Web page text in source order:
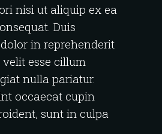
nisi ut aliquip ex ea
Duis
in reprehenderit
esse cillum
nulla pariatur.
occaecat cupin
sunt in culpa